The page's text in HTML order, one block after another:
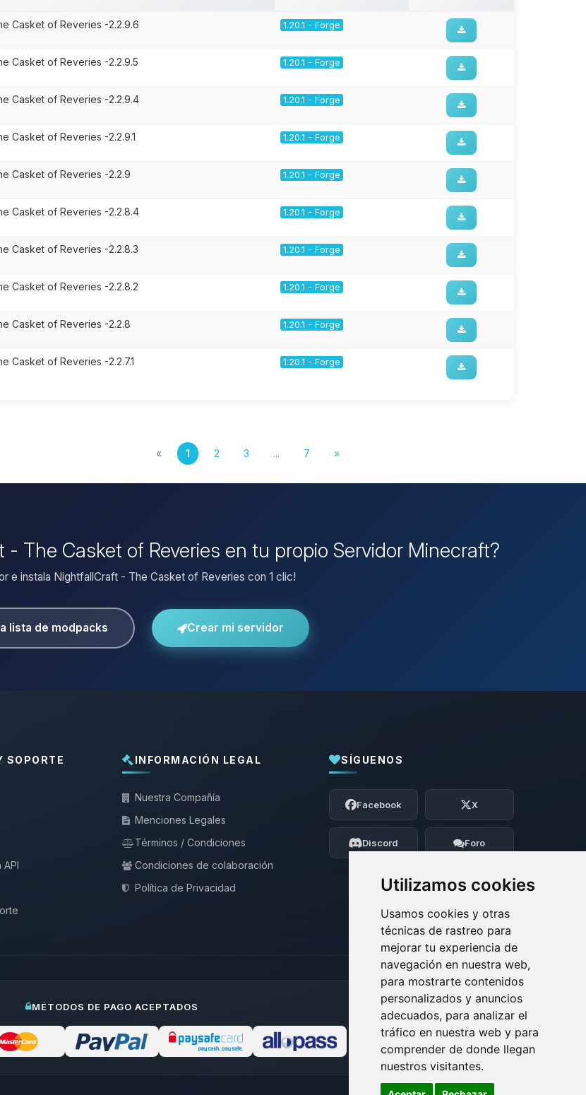
Utilizamos cookies
Usamos cookies y otras
técnicas de rastreo para
mejorar tu experiencia de
navegación en nuestra web,
para mostrarte contenidos
personalizados y anuncios
adecuados, para analizar el
tráfico en nuestra web y para
comprender de donde llegan
nuestros visitantes.
Casket of Reveries -2.2.9.6 1.20.1 - Forge
Casket of Reveries -2.2.9.5 1.20.1 - Forge
Casket of Reveries -2.2.9.4 1.20.1 - Forge
Casket of Reveries -2.2.9.1 1.20.1 - Forge
Casket of Reveries -2.2.9 1.20.1 - Forge
Casket of Reveries -2.2.8.4 1.20.1 - Forge
Casket of Reveries -2.2.8.3 1.20.1 - Forge
Casket of Reveries -2.2.8.2 1.20.1 - Forge
Casket of Reveries -2.2.8 1.20.1 - Forge
Casket of Reveries -2.2.7.1 1.20.1 - Forge
« 1 2 3 ... 7 »
The Casket of Reveries en tu propio Servidor Minecraft?
e instala NightfallCraft - The Casket of Reveries con 1 clic!
lista de modpacks Crear mi servidor
SOPORTE INFORMACIÓN LEGAL
Nuestra Compañía
Menciones Legales
Términos / Condiciones
Condiciones de colaboración
Política de Privacidad
SÍGUENOS
Facebook X
Discord Foro
MÉTODOS DE PAGO ACEPTADOS
Yupi, por fin alguien con quien hablar!
Soy Choupy, tu pequeno asistente de
BoxToPlay. Cuentame que necesitas y
moveré mis pequenos circuitos para
ayudarte.
06/08/2026 01:03